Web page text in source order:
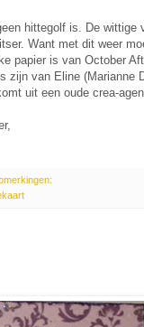
hittegolf is. De
Want met dit weer
papier is van October
zijn van Eline (Marianne
uit een oude crea-